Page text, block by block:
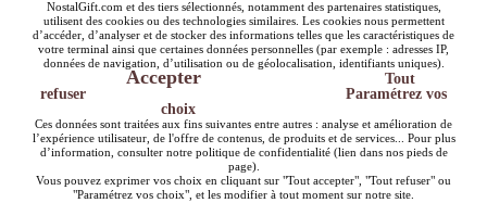
NostalGift.com et des tiers sélectionnés, notamment des partenaires statistiques,
utilisent des cookies ou des technologies similaires. Les cookies nous permettent
d’accéder, d’analyser et de stocker des informations telles que les caractéristiques de
votre terminal ainsi que certaines données personnelles (par exemple : adresses IP,
données de navigation, d’utilisation ou de géolocalisation, identifiants uniques).
Accepter
Tout
refuser
Paramétrez vos
choix
Ces données sont traitées aux fins suivantes entre autres : analyse et amélioration de
l’expérience utilisateur, de l'offre de contenus, de produits et de services... Pour plus
d’information, consulter notre politique de confidentialité (lien dans nos pieds de
page).
Vous pouvez exprimer vos choix en cliquant sur "Tout accepter", "Tout refuser" ou
"Paramétrez vos choix", et les modifier à tout moment sur notre site.